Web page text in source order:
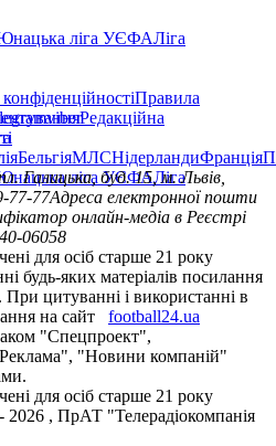
ліга УЄФАЛіга
Правила
Редакційна
viber
БельгіяМЛСНідерландиФранція
ліга УЄФАЛіга
Галицька, буд. 15, м. Львів,
77-77Адреса електронної пошти
онлайн-медіа в Реєстрі
06058
для осіб старше 21 року
будь-яких матеріалів посилання
цитуванні і використанні в
на сайт
football24.ua
"Спецпроект",
"Новини компаній"
для осіб старше 21 року
2026 , ПрАТ "Телерадіокомпанія